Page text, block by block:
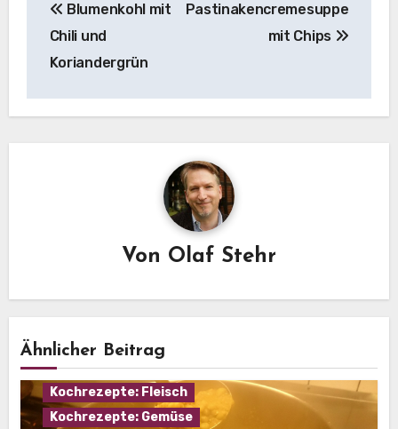
Blumenkohl mit
Chili und
Koriandergrün
Pastinakencremesuppe
mit Chips
Von Olaf Stehr
Ähnlicher Beitrag
Eintopf
Hausmannskost
Kochrezepte: Fleisch
Kochrezepte: Gemüse